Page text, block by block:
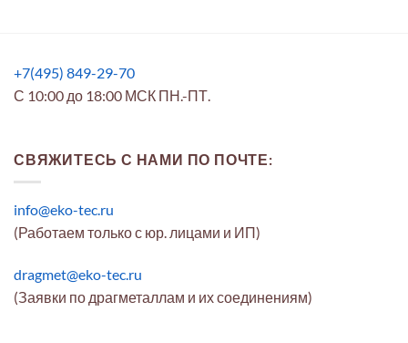
+7(495) 849-29-70
С 10:00 до 18:00 МСК ПН.-ПТ.
СВЯЖИТЕСЬ С НАМИ ПО ПОЧТЕ:
info@eko-tec.ru
(Работаем только с юр. лицами и ИП)
dragmet@eko-tec.ru
(Заявки по драгметаллам и их соединениям)